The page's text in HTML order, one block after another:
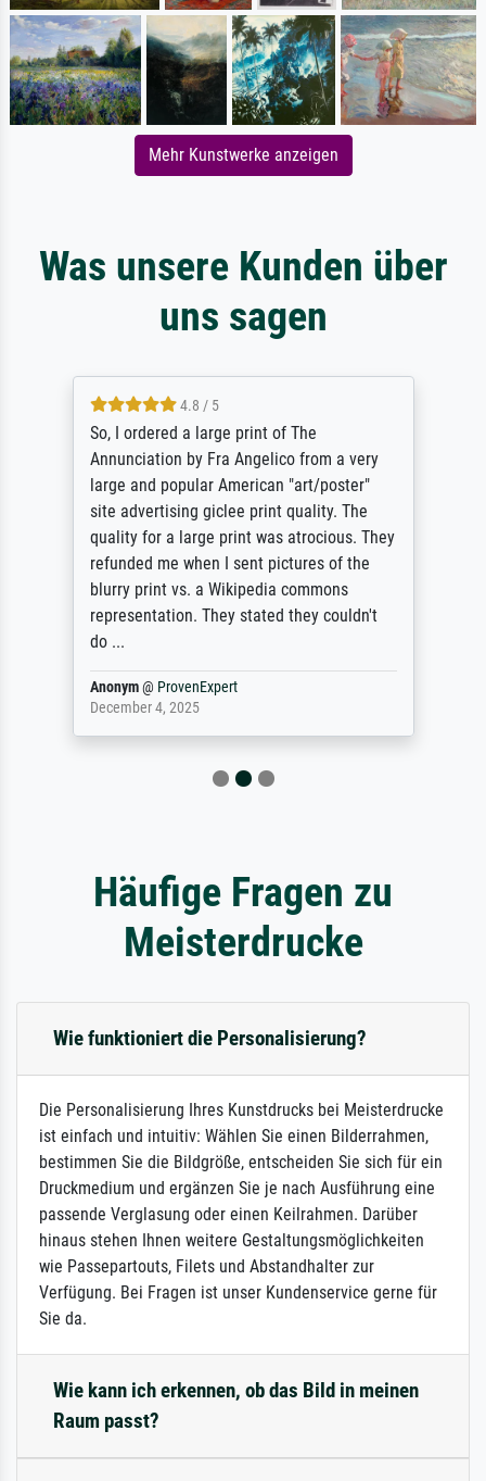
Mehr Kunstwerke anzeigen
Was unsere Kunden über
uns sagen
4.8 / 5
So, I ordered a large print of The
Annunciation by Fra Angelico from a very
large and popular American "art/poster"
site advertising giclee print quality. The
quality for a large print was atrocious. They
refunded me when I sent pictures of the
blurry print vs. a Wikipedia commons
representation. They stated they couldn't
do ...
Anonym@ ProvenExpert
December 4, 2025
Häufige Fragen zu
Meisterdrucke
Wie funktioniert die Personalisierung?
Die Personalisierung Ihres Kunstdrucks bei Meisterdrucke
ist einfach und intuitiv: Wählen Sie einen Bilderrahmen,
bestimmen Sie die Bildgröße, entscheiden Sie sich für ein
Druckmedium und ergänzen Sie je nach Ausführung eine
passende Verglasung oder einen Keilrahmen. Darüber
hinaus stehen Ihnen weitere Gestaltungsmöglichkeiten
wie Passepartouts, Filets und Abstandhalter zur
Verfügung. Bei Fragen ist unser Kundenservice gerne für
Sie da.
Wie kann ich erkennen, ob das Bild in meinen
Raum passt?